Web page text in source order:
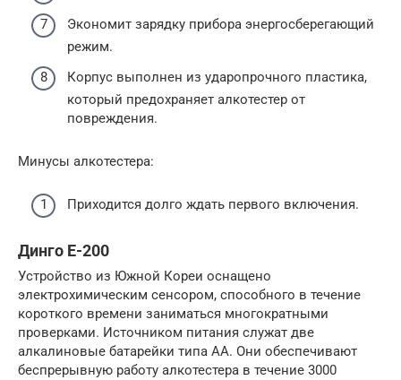
Экономит зарядку прибора энергосберегающий
режим.
Корпус выполнен из ударопрочного пластика,
который предохраняет алкотестер от
повреждения.
Минусы алкотестера:
Приходится долго ждать первого включения.
Динго E-200
Устройство из Южной Кореи оснащено
электрохимическим сенсором, способного в течение
короткого времени заниматься многократными
проверками. Источником питания служат две
алкалиновые батарейки типа АА. Они обеспечивают
беспрерывную работу алкотестера в течение 3000